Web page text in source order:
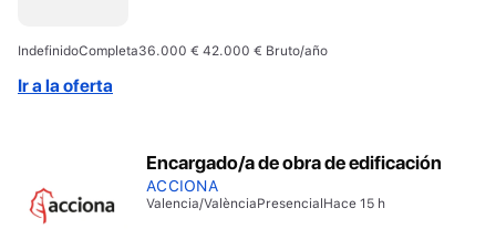
IndefinidoCompleta36.000 € 42.000 € Bruto/año
Ir a la oferta
Encargado/a de obra de edificación
ACCIONA
Valencia/ValènciaPresencialHace 15 h